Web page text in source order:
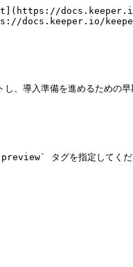
docs.keeper.io/
、導入準備を進めるための早
タグを指定してくだ